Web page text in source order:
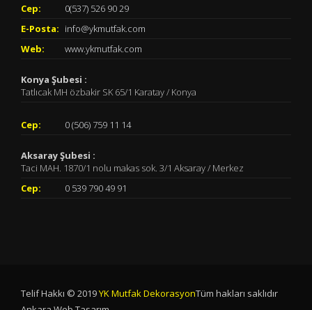
Cep:
0(537) 526 90 29
E-Posta: info@ykmutfak.com
Web:
www.ykmutfak.com
Konya Şubesi :
Tatlıcak MH özbakir SK 65/1 Karatay / Konya
Cep: 0 (506) 759 11 14
Aksaray Şubesi :
Taci MAH. 1870/1 nolu makas sok. 3/1 Aksaray / Merkez
Cep:
0 539 790 49 91
Telif Hakkı © 2019YK Mutfak DekorasyonTüm hakları saklıdır